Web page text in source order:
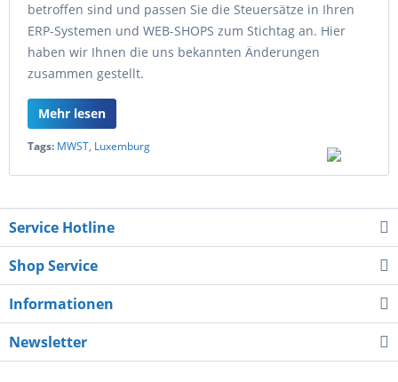
betroffen sind und passen Sie die Steuersätze in Ihren
ERP-Systemen und WEB-SHOPS zum Stichtag an. Hier
haben wir Ihnen die uns bekannten Änderungen
zusammen gestellt.
Mehr lesen
Tags: MWST, Luxemburg
Service Hotline
Shop Service
Informationen
Newsletter